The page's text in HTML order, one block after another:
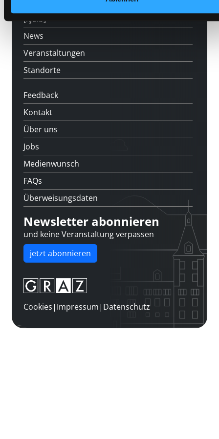
[kju:b]
News
Veranstaltungen
Standorte
Feedback
Kontakt
Über uns
Jobs
Medienwunsch
FAQs
Überweisungsdaten
Newsletter abonnieren
und keine Veranstaltung verpassen
jetzt abonnieren
Cookies| Impressum| Datenschutz